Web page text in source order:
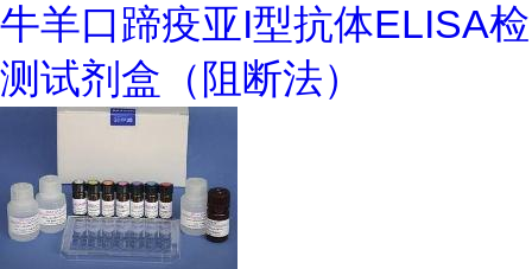
牛羊口蹄疫亚I型抗体ELISA检
测试剂盒（阻断法）